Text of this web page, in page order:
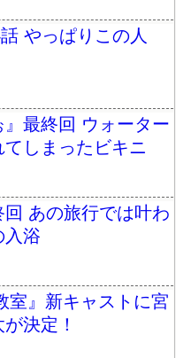
やっぱりこの人
』最終回 ウォーター
しまったビキニ
回 あの旅行では叶わ
入浴
室』新キャストに宮
決定！